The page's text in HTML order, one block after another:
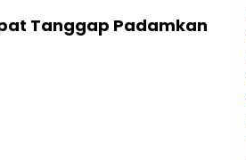
Tanggap Padamkan